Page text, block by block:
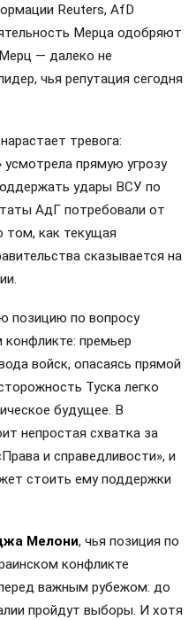
Reuters, AfD
Мерца одобряют
— далеко не
чья репутация сегодня
тревога:
усмотрела прямую угрозу
удары ВСУ по
АдГ потребовали от
том, как текущая
сказывается на
позицию по вопросу
премьер
войск, опасаясь прямой
Туска легко
будущее. В
непростая схватка за
и справедливости», и
стоить ему поддержки
Мелони, чья позиция по
конфликте
важным рубежом: до
пройдут выборы. И хотя